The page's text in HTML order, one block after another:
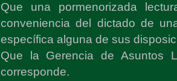
Que una pormenorizada
conveniencia del dictado de
específica alguna de sus
Que la Gerencia de Asuntos
corresponde.